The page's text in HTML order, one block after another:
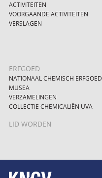
ACTIVITEITEN
VOORGAANDE ACTIVITEITEN
VERSLAGEN
ERFGOED
NATIONAAL CHEMISCH ERFGOED
MUSEA
VERZAMELINGEN
COLLECTIE CHEMICALIËN UVA
LID WORDEN